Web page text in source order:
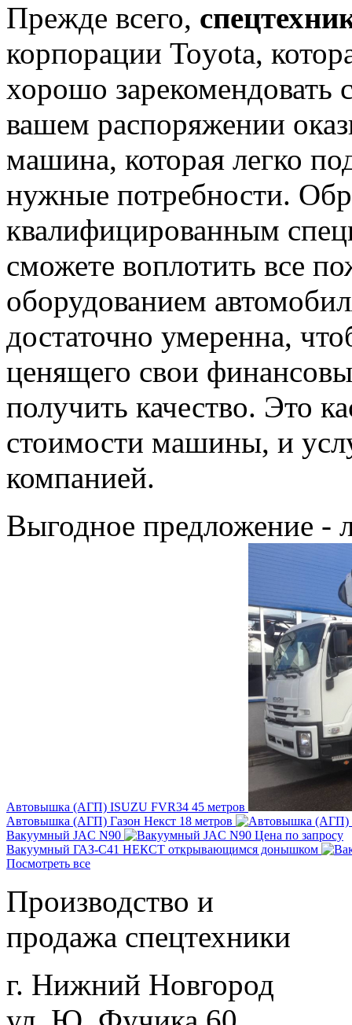
Прежде всего,
корпорации Toyota,
хорошо зарекомендовать
вашем распоряжении
машина, которая легко
нужные потребности.
квалифицированным
сможете воплотить все
оборудованием
достаточно умеренна,
ценящего свои
получить качество. Это
стоимости машины, и
компанией.
Выгодное предложение -
Автовышка (АГП) ISUZU FVR34 45 метров
Автовышка (АГП) Газон Некст 18 метров
Вакуумный JAC N90
Цена по запросу
Вакуумный ГАЗ-С41 НЕКСТ открывающимся донышком
Посмотреть все
Производство и
продажа спецтехники
г. Нижний Новгород